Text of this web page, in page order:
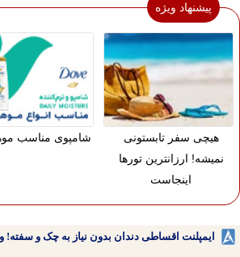
پیشنهاد ویژه
هیچی سفر تابستونی
نمیشه! ارزانترین تورها
اینجاست
شامپوی مناسب
ایمپلنت اقساطی دندان بدون نیاز به چک و